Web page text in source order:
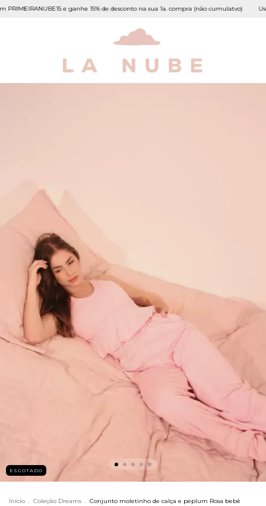
e ganhe 15% de desconto na sua 1a. compra (não cumulatvo) Use
ESGOTADO
Início . Coleção Dreams . Conjunto moletinho de calça e peplum Rosa bebê